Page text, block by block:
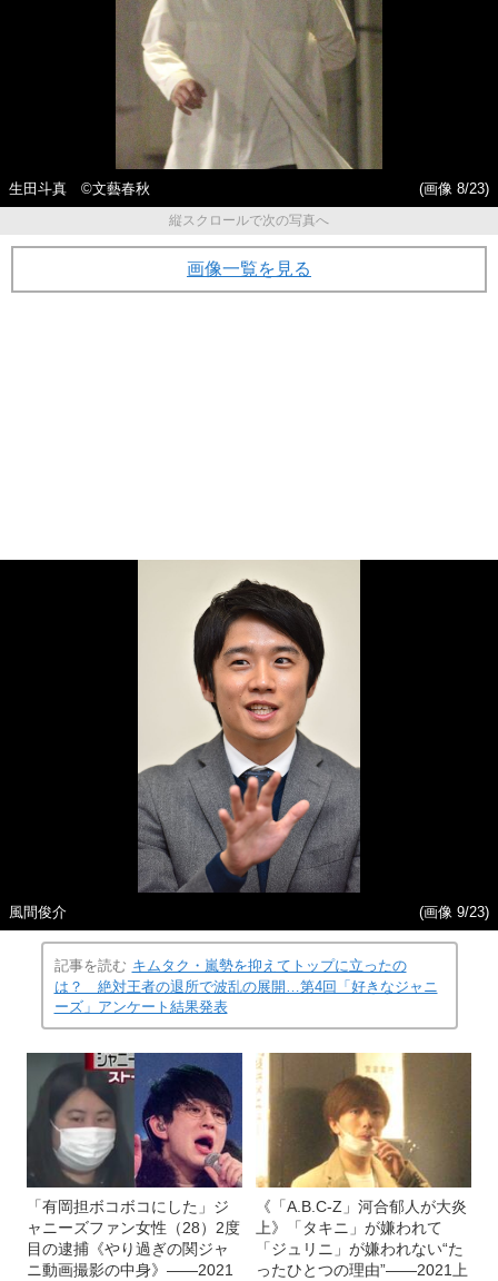
生田斗真 ©文藝春秋
(画像 8/23)
縦スクロールで次の写真へ
画像一覧を見る
風間俊介 (画像 9/23)
記事を読む キムタク・嵐勢を抑えてトップに立ったの
は？ 絶対王者の退所で波乱の展開…第4回「好きなジャニ
ーズ」アンケート結果発表
「有岡担ボコボコにした」ジ
ャニーズファン女性（28）2度
目の逮捕《やり過ぎの関ジャ
ニ動画撮影の中身》――2021
《「A.B.C-Z」河合郁人が大炎
上》「タキニ」が嫌われて
「ジュリニ」が嫌われない“た
ったひとつの理由”――2021上